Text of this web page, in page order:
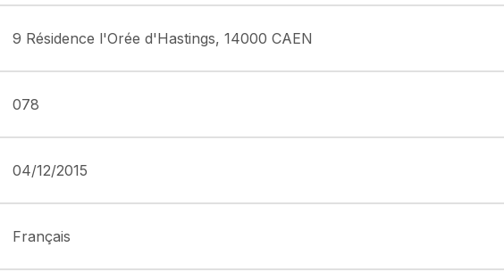
9 Résidence l'Orée d'Hastings, 14000 CAEN
078
04/12/2015
Français